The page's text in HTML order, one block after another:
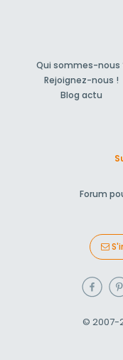
Qui sommes-nous
Rejoignez-nous !
Blog actu
Forum
© 2007-